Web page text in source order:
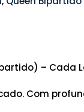
– Cada
Com